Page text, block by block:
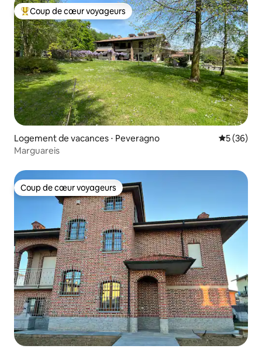
Coups de cœur voyageurs les plus appréciés
Coup de cœur voyageurs
Logement de vacances ⋅ Peveragno
5 (36)
Marguareis
Coup de cœur voyageurs
Coup de cœur voyageurs